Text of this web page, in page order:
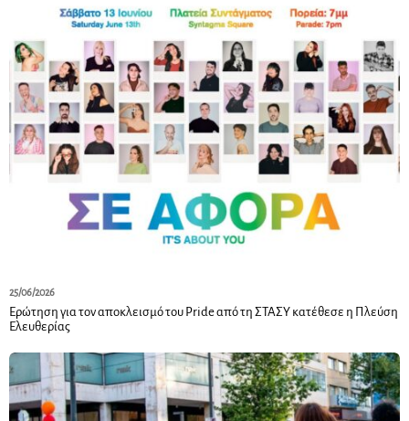
25/06/2026
Ερώτηση για τον αποκλεισμό του Pride από τη ΣΤΑΣΥ κατέθεσε η Πλεύση
Ελευθερίας